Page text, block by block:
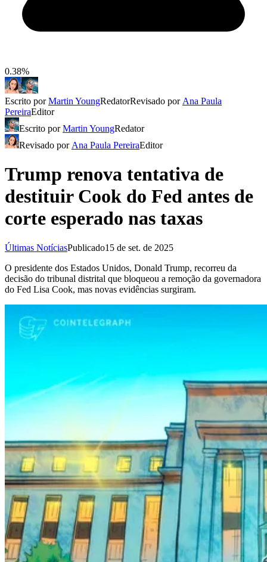
0.38%
Escrito porMartin YoungRedatorRevisado por Ana Paula
PereiraEditor
Escrito porMartin YoungRedator
Revisado por Ana Paula PereiraEditor
Trump renova tentativa de
destituir Cook do Fed antes de
corte esperado nas taxas
Últimas NotíciasPublicado15 de set. de 2025
O presidente dos Estados Unidos, Donald Trump, recorreu da
decisão do tribunal distrital que bloqueou a remoção da governadora
do Fed Lisa Cook, mas novas evidências surgiram.